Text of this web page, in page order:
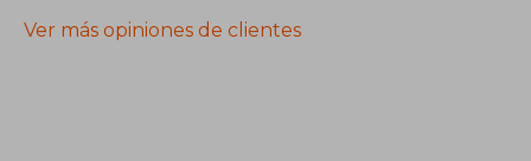
Ver más opiniones de clientes